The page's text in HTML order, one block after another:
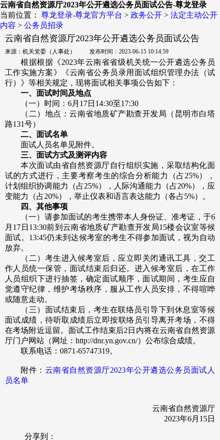
云南省自然资源厅2023年公开遴选公务员面试公告-尊龙登录
当前位置： 尊龙登录-尊龙官方平台 > 政务公开 > 法定主动公开
内容 > 公务员招录
云南省自然资源厅2023年公开遴选公务员面试公告
来源：机关党委（人事处） 发布时间：2023-06-15 10:14:59
根据根据《2023年云南省省级机关统一公开遴选公务员
工作实施方案》《云南省公务员录用面试组织管理办法（试
行）》等相关规定，现将面试相关事项公告如下：
一、面试时间及地点
（一）时间：6月17日14:30至17:30
（二）地点：云南省地质矿产勘查开发局（昆明市白塔
路131号）
二、面试名单
面试人员名单见附件。
三、面试方式及测评内容
本次面试由省自然资源厅自行组织实施，采取结构化面
试的方式进行，主要考察考生的综合分析能力（占25%），
计划组织协调能力（占25%），人际沟通能力（占20%），应
变能力（占20%），举止仪表和语言表达能力（各占5%）。
四、其他事项
（一）请参加面试的考生携带本人身份证、准考证，于6
月17日13:30前到云南省地质矿产勘查开发局15楼会议室等候
面试。13:45仍未到达候考室的考生不得参加面试，视为自动
放弃。
（二）考生进入候考室后，应立即关闭通讯工具，交工
作人员统一保管，面试结束后归还。进入候考室后，在工作
人员组织下进行抽签，确定面试顺序，面试期间，考生应自
觉遵守纪律，维护考场秩序，服从工作人员安排，不得喧哗
或随意走动。
（三）面试结束后，考生在联络员引导下到休息室等候
面试成绩，待听取成绩后立即按联络员引导离开考场，不得
在考场附近逗留。面试工作结束后2日内将在云南省自然资源
厅门户网站（网址：http://dnr.yn.gov.cn/）公布综合成绩。
联系电话：0871-65747319。
附件： 云南省自然资源厅2023年公开遴选公务员面试人
员名单
云南省自然资源厅
2023年6月15日
分享到：